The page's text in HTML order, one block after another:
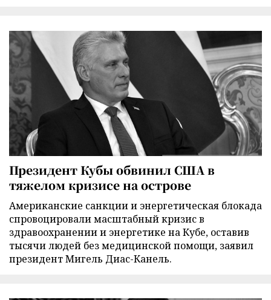
Президент Кубы обвинил США в
тяжелом кризисе на острове
Американские санкции и энергетическая блокада
спровоцировали масштабный кризис в
здравоохранении и энергетике на Кубе, оставив
тысячи людей без медицинской помощи, заявил
президент Мигель Диас-Канель.